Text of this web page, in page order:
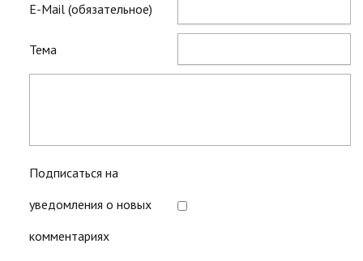
E-Mail (обязательное)
Тема
Подписаться на
уведомления о новых
комментариях